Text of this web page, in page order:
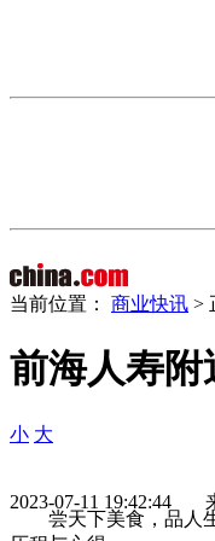
当前位置： 商业快讯 >
前海人寿附
小 大
2023-07-11 19:42:44
尝天下美食，品人